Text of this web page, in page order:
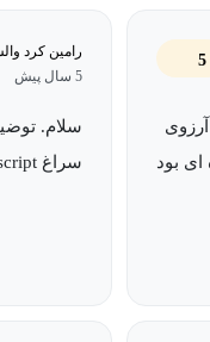
وسیله چند خط کد ساده حل 5
ای بود
رامین کرد
5 سال پیش
سلام.
سراغ bash script هم برید.